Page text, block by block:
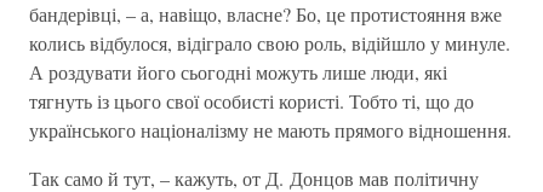
бандерівці, – а, навіщо, власне? Бо, це протистояння вже
колись відбулося, відіграло свою роль, відійшло у минуле.
А роздувати його сьогодні можуть лише люди, які
тягнуть із цього свої особисті користі. Тобто ті, що до
українського націоналізму не мають прямого відношення.
Так само й тут, – кажуть, от Д. Донцов мав політичну